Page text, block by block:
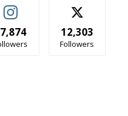
12,303
Followers